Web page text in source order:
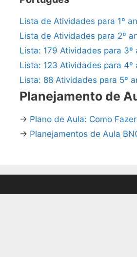
Lista de Atividades para 1º
Lista de Atividades para 2º
Lista: 179 Atividades para 3º
Lista: 123 Atividades para 4º
Lista: 88 Atividades para 5º
Planejamento de
→ Plano de Aula: Como
→ Planejamentos de Aula